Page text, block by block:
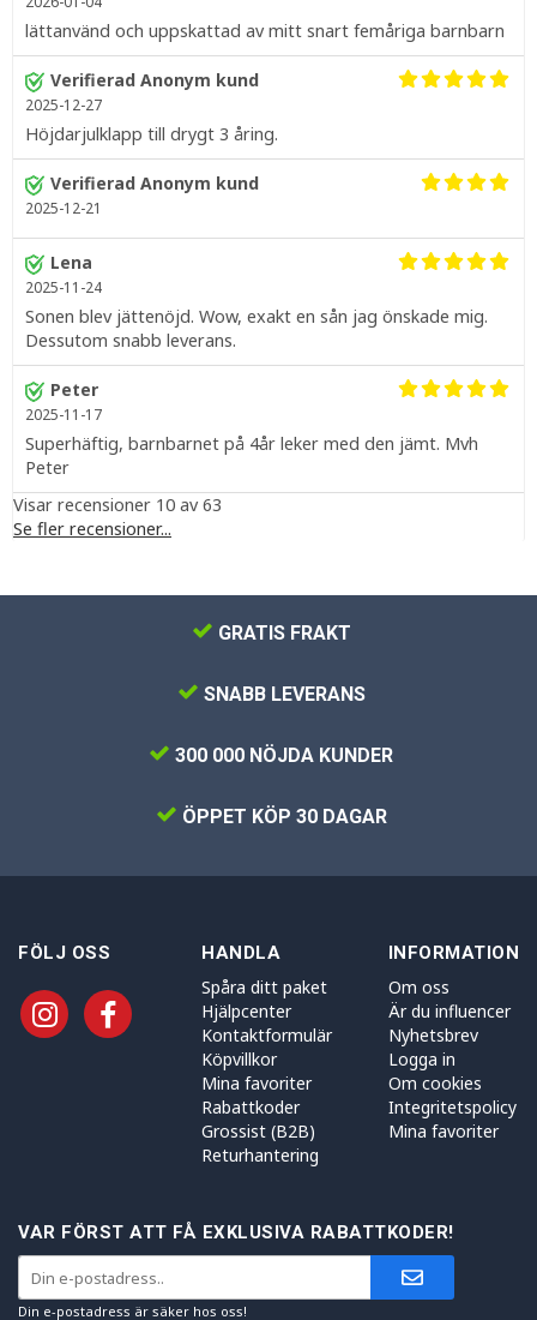
lättanvänd och uppskattad av mitt snart femåriga barnbarn
Verifierad Anonym kund
2025-12-27
Höjdarjulklapp till drygt 3 åring.
Verifierad Anonym kund
2025-12-21
Lena
2025-11-24
Sonen blev jättenöjd. Wow, exakt en sån jag önskade mig.
Dessutom snabb leverans.
Peter
2025-11-17
Superhäftig, barnbarnet på 4år leker med den jämt. Mvh
Peter
Visar recensioner 10 av 63
Se fler recensioner...
GRATIS FRAKT
SNABB LEVERANS
300 000 NÖJDA KUNDER
ÖPPET KÖP 30 DAGAR
FÖLJ OSS HANDLA
Spåra ditt paket
Hjälpcenter
Kontaktformulär
Köpvillkor
Mina favoriter
Rabattkoder
Grossist (B2B)
Returhantering
INFORMATION
Om oss
Är du influencer
Nyhetsbrev
Logga in
Om cookies
Integritetspolicy
Mina favoriter
VAR FÖRST ATT FÅ EXKLUSIVA RABATTKODER!
Din e-postadress är säker hos oss!